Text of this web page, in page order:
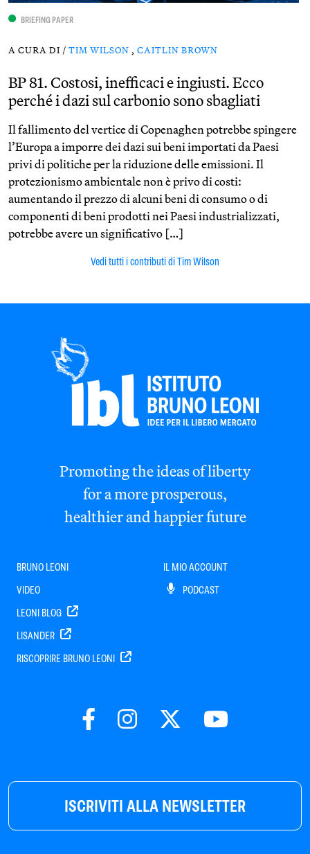
BRIEFING PAPER
A CURA DI / TIM WILSON , CAITLIN BROWN
BP 81. Costosi, inefficaci e ingiusti. Ecco
perché i dazi sul carbonio sono sbagliati
Il fallimento del vertice di Copenaghen potrebbe spingere
l’Europa a imporre dei dazi sui beni importati da Paesi
privi di politiche per la riduzione delle emissioni. Il
protezionismo ambientale non è privo di costi:
aumentando il prezzo di alcuni beni di consumo o di
componenti di beni prodotti nei Paesi industrializzati,
potrebbe avere un significativo […]
Vedi tutti i contributi di Tim Wilson
ISCRIVITI ALLA NEWSLETTER
Promoting the ideas of liberty
for a more prosperous,
healthier and happier future
BRUNO LEONI
VIDEO
LEONI BLOG
LISANDER
RISCOPRIRE BRUNO LEONI
IL MIO ACCOUNT
PODCAST